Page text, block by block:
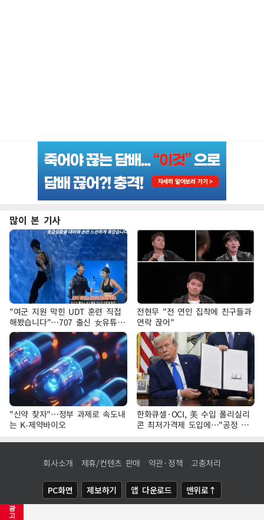
광
고
많이 본 기사
"여군 지원 막힌 UDT 훈련 직접
해봤습니다"…707 출신 女유튜버
'완벽 소화'
전현무 "전 연인 집착에 친구들과
연락 끊어"
"신약 찾자"…정부 과제로 속도내
는 K-제약바이오
한화큐셀·OCI, 美 수입 폴리실리
콘 최저가격제 도입에…"공정 경
쟁·수익성 개선 환영"
회사소개 제휴/컨텐츠 판매 약관·정책 고충처리
PC화면 제보하기 앱 다운로드 맨위로↑